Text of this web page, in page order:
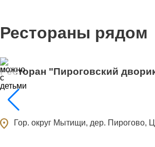
Рестораны рядом
Ресторан "Пироговский
Гор. округ Мытищи, дер. Пирогово,